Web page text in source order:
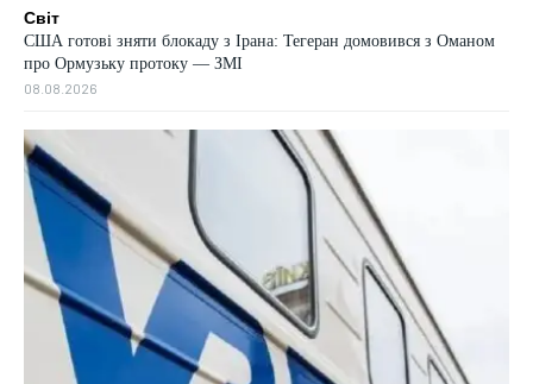
Світ
США готові зняти блокаду з Ірана: Тегеран домовився з Оманом
про Ормузьку протоку — ЗМІ
08.08.2026